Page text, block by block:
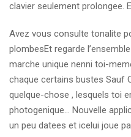
clavier seulement prolongee.
Avez vous consulte tonalite
plombesEt regarde
marche unique nenni toi-
chaque certains bustes Sauf
quelque-chose , lesquels toi
photogenique… Nouvelle
un peu datees et icelui joue